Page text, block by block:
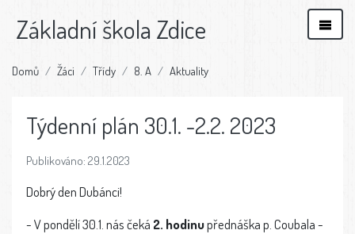
Základní škola Zdice
Domů Žáci Třídy 8. A Aktuality
Týdenní plán 30.1. -2.2. 2023
Publikováno: 29.1.2023
Dobrý den Dubánci!
- V pondělí 30.1. nás čeká 2. hodinupřednáška p. Coubala -